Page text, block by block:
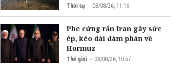
Thời sự 08/08/26, 11:16
Phe cứng rắn Iran gây sức
ép, kéo dài đàm phán về
Hormuz
Thế giới 08/08/26, 10:57